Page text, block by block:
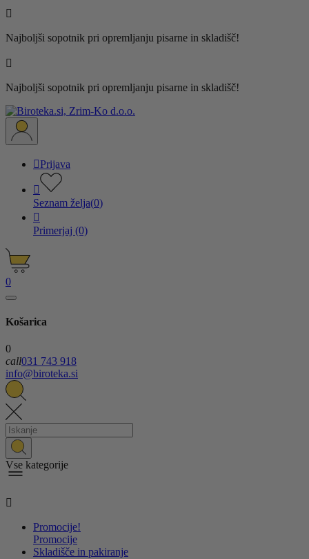

Najboljši sopotnik pri opremljanju pisarne in skladišč!

Najboljši sopotnik pri opremljanju pisarne in skladišč!
Prijava

Seznam želja(0)

Primerjaj (0)
0
Košarica
0
call031 743 918
info@biroteka.si
Vse kategorije

Promocije!
Promocije
Skladišče in pakiranje